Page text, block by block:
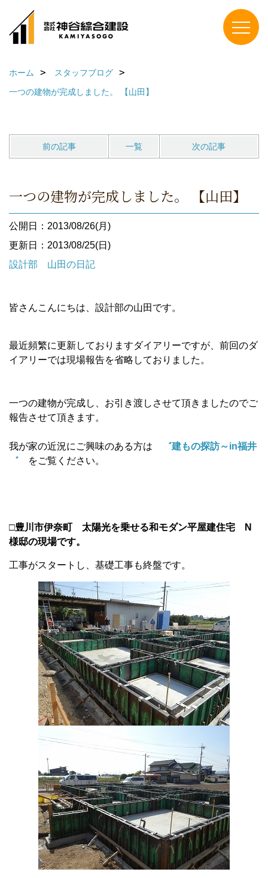
ホーム
スタッフブログ
一つの建物が完成しました。 【山田】
前の記事 一覧 次の記事
一つの建物が完成しました。 【山田】
公開日：2013/08/26(月)
更新日：2013/08/25(日)
設計部 山田の日記
皆さんこんにちは、設計部の山田です。
最近頻繁に更新しておりますダイアリーですが、前回のダ
イアリーでは現場報告を省略しておりました。
一つの建物が完成し、お引き渡しさせて頂きましたのでご
報告させて頂きます。
我が家の近況にご興味のある方は
゛建もの探訪～in福井
゛ をご覧ください。
□豊川市伊奈町 太陽光を乗せる和モダン平屋建住宅 N
様邸の現場です。
工事がスタートし、基礎工事も終盤です。